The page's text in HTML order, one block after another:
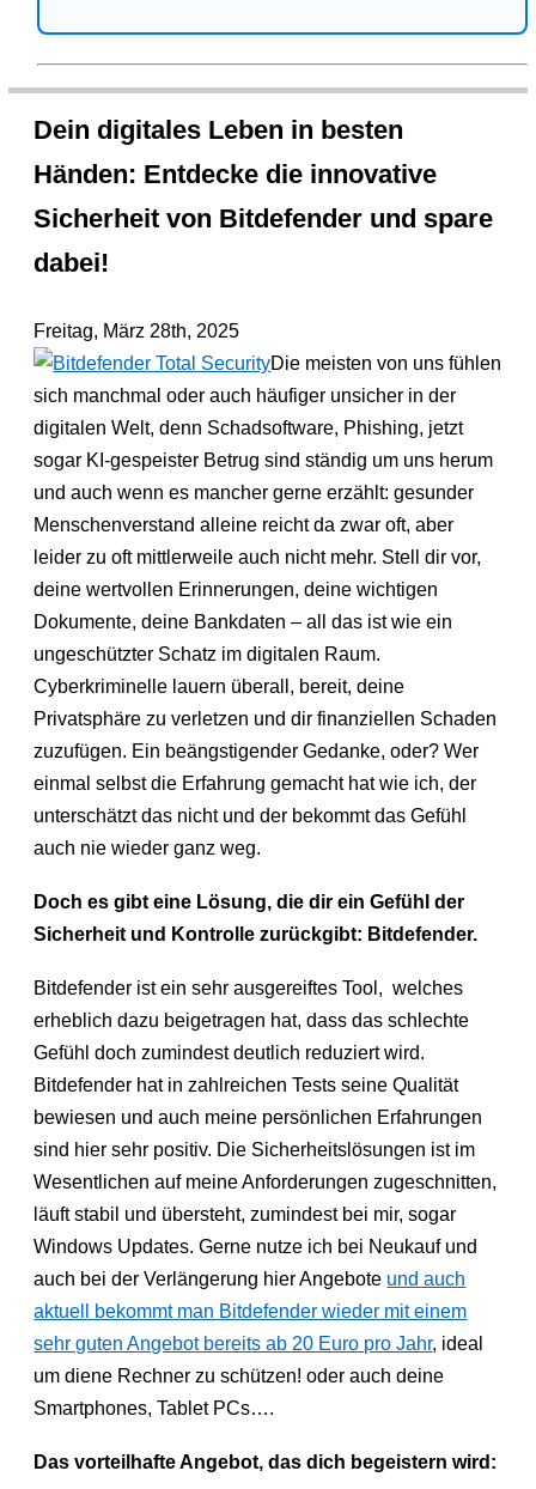
Dein digitales Leben in besten
Händen: Entdecke die innovative
Sicherheit von Bitdefender und spare
dabei!
Freitag, März 28th, 2025
Die meisten von uns fühlen
sich manchmal oder auch häufiger unsicher in der
digitalen Welt, denn Schadsoftware, Phishing, jetzt
sogar KI-gespeister Betrug sind ständig um uns herum
und auch wenn es mancher gerne erzählt: gesunder
Menschenverstand alleine reicht da zwar oft, aber
leider zu oft mittlerweile auch nicht mehr. Stell dir vor,
deine wertvollen Erinnerungen, deine wichtigen
Dokumente, deine Bankdaten – all das ist wie ein
ungeschützter Schatz im digitalen Raum.
Cyberkriminelle lauern überall, bereit, deine
Privatsphäre zu verletzen und dir finanziellen Schaden
zuzufügen. Ein beängstigender Gedanke, oder? Wer
einmal selbst die Erfahrung gemacht hat wie ich, der
unterschätzt das nicht und der bekommt das Gefühl
auch nie wieder ganz weg.
Doch es gibt eine Lösung, die dir ein Gefühl der
Sicherheit und Kontrolle zurückgibt: Bitdefender.
Bitdefender ist ein sehr ausgereiftes Tool, welches
erheblich dazu beigetragen hat, dass das schlechte
Gefühl doch zumindest deutlich reduziert wird.
Bitdefender hat in zahlreichen Tests seine Qualität
bewiesen und auch meine persönlichen Erfahrungen
sind hier sehr positiv. Die Sicherheitslösungen ist im
Wesentlichen auf meine Anforderungen zugeschnitten,
läuft stabil und übersteht, zumindest bei mir, sogar
Windows Updates. Gerne nutze ich bei Neukauf und
auch bei der Verlängerung hier Angebote und auch
aktuell bekommt man Bitdefender wieder mit einem
sehr guten Angebot bereits ab 20 Euro pro Jahr, ideal
um diene Rechner zu schützen! oder auch deine
Smartphones, Tablet PCs….
Das vorteilhafte Angebot, das dich begeistern wird: